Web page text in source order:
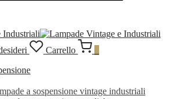
Carrello
a sospensione vintage industriali